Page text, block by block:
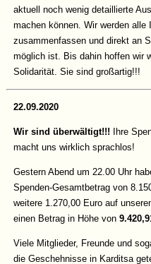
aktuell noch wenig detaillierte
machen können. Wir werden
zusammenfassen und direkt an
möglich ist. Bis dahin hoffen wir
Solidarität. Sie sind großartig!!!
22.09.2020
Wir sind überwältigt!!! Ihre
macht uns wirklich sprachlos!
Gestern Abend um 22.00 Uhr
Spenden-Gesamtbetrag von
weitere 1.270,00 Euro auf
einen Betrag in Höhe von
Viele Mitglieder, Freunde und
die Geschehnisse in Karditsa